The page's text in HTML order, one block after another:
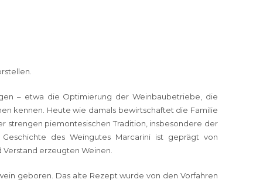
– etwa die Optimierung der Weinbaubetriebe, die
kennen. Heute wie damals bewirtschaftet die Familie
strengen piemontesischen Tradition, insbesondere der
des Weingutes Marcarini ist geprägt von
erzeugten Weinen.
geboren. Das alte Rezept wurde von den Vorfahren